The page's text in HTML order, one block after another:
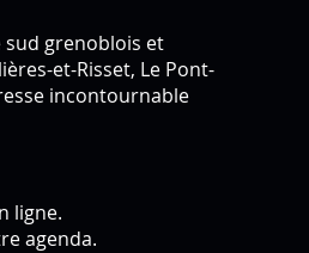
sud grenoblois et
et-Risset, Le Pont-
incontournable
ligne.
agenda.